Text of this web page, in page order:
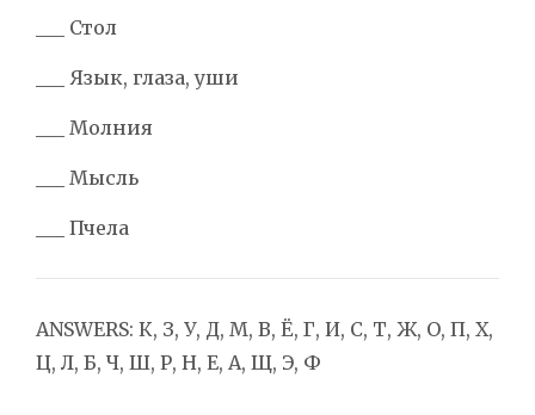
___ Стол
___ Язык, глаза, уши
___ Молния
___ Мысль
___ Пчела
ANSWERS: К, З, У, Д, М, В, Ё, Г, И, С, Т, Ж, О, П, Х,
Ц, Л, Б, Ч, Ш, Р, Н, Е, А, Щ, Э, Ф